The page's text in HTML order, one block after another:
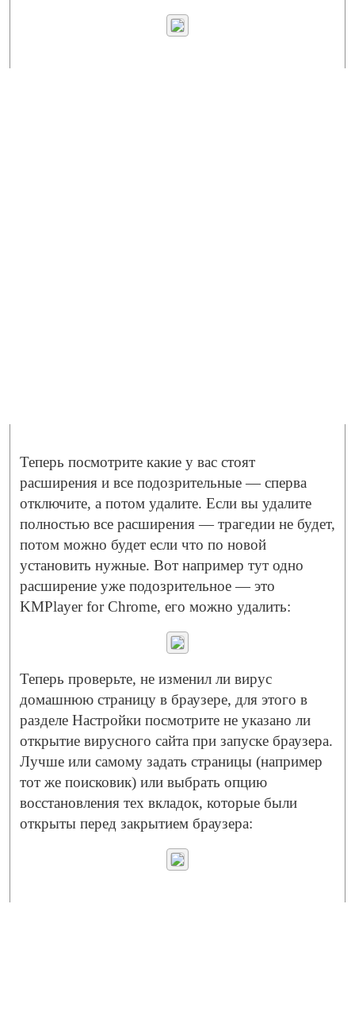
Теперь посмотрите какие у вас стоят
расширения и все подозрительные — сперва
отключите, а потом удалите. Если вы удалите
полностью все расширения — трагедии не будет,
потом можно будет если что по новой
установить нужные. Вот например тут одно
расширение уже подозрительное — это
KMPlayer for Chrome, его можно удалить:
Теперь проверьте, не изменил ли вирус
домашнюю страницу в браузере, для этого в
разделе Настройки посмотрите не указано ли
открытие вирусного сайта при запуске браузера.
Лучше или самому задать страницы (например
тот же поисковик) или выбрать опцию
восстановления тех вкладок, которые были
открыты перед закрытием браузера: